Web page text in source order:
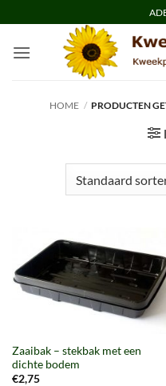
naar
inhoud
HOME / PRODUCTEN
Zaaibak – stekbak met een
dichte bodem
€2,75